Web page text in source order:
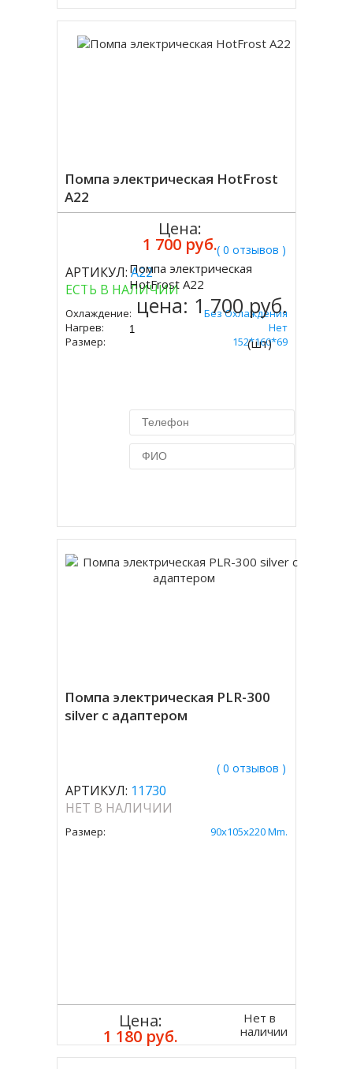
Помпа электрическая HotFrost
A22
( 0 отзывов )
АРТИКУЛ:А22
ЕСТЬ В НАЛИЧИИ
Охлаждение:
Без Охлаждения
Нагрев:
Нет
Размер:
152*160*69
Цена:
1 700 руб.
Купить
Помпа электрическая
HotFrost A22
цена: 1 700 руб.
(шт)
Помпа электрическая PLR-300
silver с адаптером
( 0 отзывов )
АРТИКУЛ: 11730
НЕТ В НАЛИЧИИ
Размер: 90x105x220 Mm.
Цена:
1 180 руб.
Нет в
наличии